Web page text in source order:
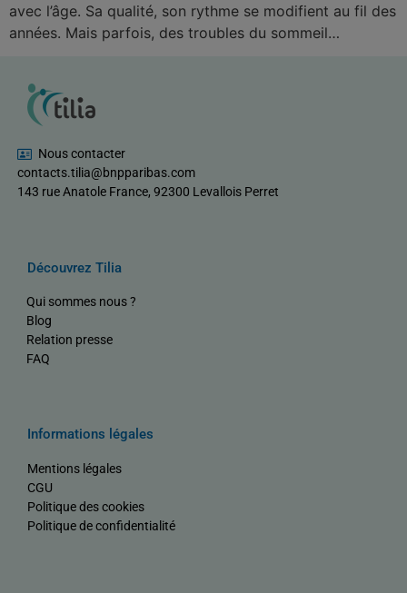
avec l’âge. Sa qualité, son rythme se modifient au fil des
années. Mais parfois, des troubles du sommeil…
Nous contacter
contacts.tilia@bnpparibas.com
143 rue Anatole France, 92300 Levallois Perret
Découvrez Tilia
Qui sommes nous ?
Blog
Relation presse
FAQ
Informations légales
Mentions légales
CGU
Politique des cookies
Politique de confidentialité